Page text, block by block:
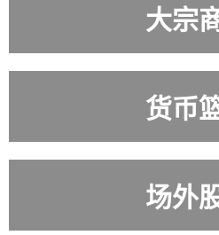
大宗
大
货币
货
场外